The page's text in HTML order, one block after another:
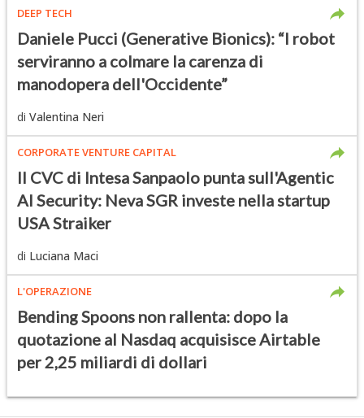
DEEP TECH
Daniele Pucci (Generative Bionics): “I robot
serviranno a colmare la carenza di
manodopera dell'Occidente”
di Valentina Neri
CORPORATE VENTURE CAPITAL
Il CVC di Intesa Sanpaolo punta sull'Agentic
AI Security: Neva SGR investe nella startup
USA Straiker
di Luciana Maci
L'OPERAZIONE
Bending Spoons non rallenta: dopo la
quotazione al Nasdaq acquisisce Airtable
per 2,25 miliardi di dollari